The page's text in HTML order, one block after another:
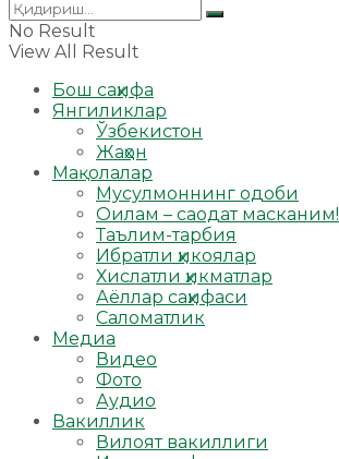
No Result
View All Result
Бош саҳифа
Янгиликлар
Ўзбекистон
Жаҳон
Мақолалар
Мусулмоннинг одоби
Оилам – саодат масканим!
Таълим-тарбия
Ибратли ҳикоялар
Хислатли ҳикматлар
Аёллар саҳифаси
Саломатлик
Медиа
Видео
Фото
Аудио
Вакиллик
Вилоят вакиллиги